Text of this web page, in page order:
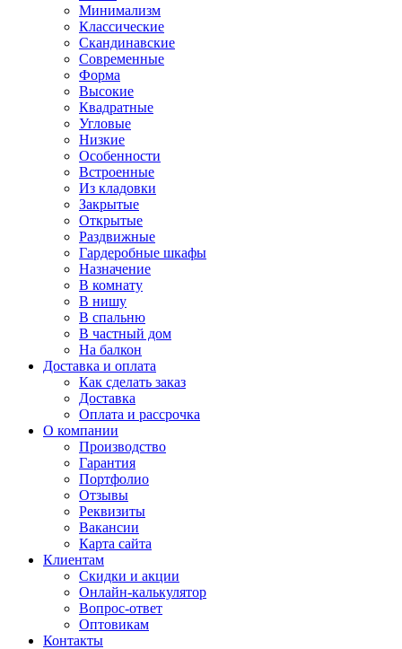
Минимализм
Классические
Скандинавские
Современные
Форма
Высокие
Квадратные
Угловые
Низкие
Особенности
Встроенные
Из кладовки
Закрытые
Открытые
Раздвижные
Гардеробные шкафы
Назначение
В комнату
В нишу
В спальню
В частный дом
На балкон
Доставка и оплата
Как сделать заказ
Доставка
Оплата и рассрочка
О компании
Производство
Гарантия
Портфолио
Отзывы
Реквизиты
Вакансии
Карта сайта
Клиентам
Скидки и акции
Онлайн-калькулятор
Вопрос-ответ
Оптовикам
Контакты